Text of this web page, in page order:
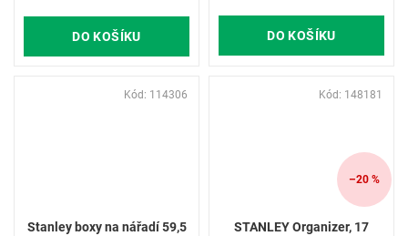
DO KOŠÍKU DO KOŠÍKU
Stanley boxy na nářadí 59,5
Kód: 114306
–20 %
STANLEY Organizer, 17
Kód: 148181